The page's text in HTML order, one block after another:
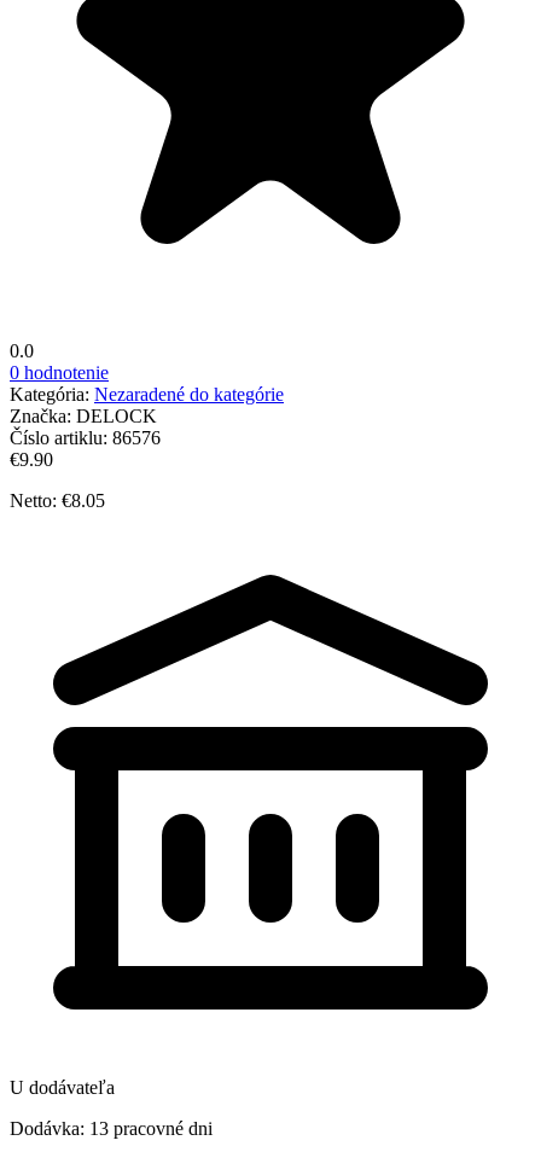
0.0
0 hodnotenie
Kategória: Nezaradené do kategórie
Značka: DELOCK
Číslo artiklu: 86576
€9.90
Netto: €8.05
U dodávateľa
Dodávka: 13 pracovné dni